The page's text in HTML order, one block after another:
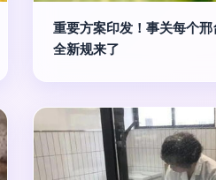
重要方案印发！事关每个
全新规来了